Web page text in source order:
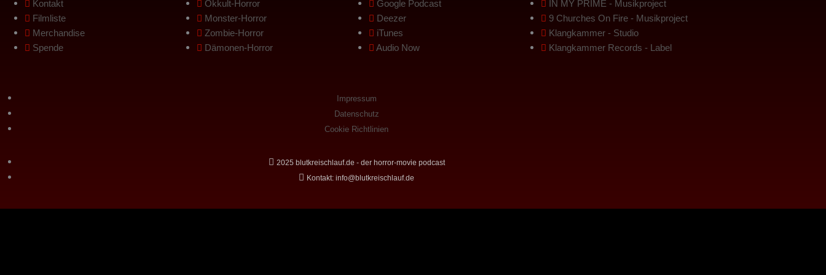
Kontakt
Filmliste
Merchandise
Spende
Okkult-Horror
Monster-Horror
Zombie-Horror
Dämonen-Horror
Google Podcast
Deezer
iTunes
Audio Now
IN MY PRIME - Musikproject
9 Churches On Fire - Musikproject
Klangkammer - Studio
Klangkammer Records - Label
Impressum
Datenschutz
Cookie Richtlinien
2025 blutkreischlauf.de - der horror-movie podcast
Kontakt: info@blutkreischlauf.de